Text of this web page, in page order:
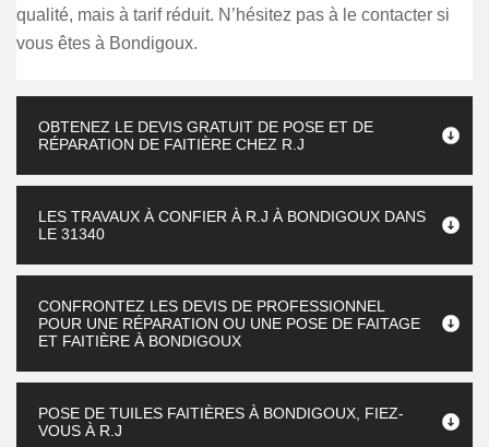
qualité, mais à tarif réduit. N’hésitez pas à le contacter si
vous êtes à Bondigoux.
OBTENEZ LE DEVIS GRATUIT DE POSE ET DE
RÉPARATION DE FAITIÈRE CHEZ R.J
LES TRAVAUX À CONFIER À R.J À BONDIGOUX DANS
LE 31340
CONFRONTEZ LES DEVIS DE PROFESSIONNEL
POUR UNE RÉPARATION OU UNE POSE DE FAITAGE
ET FAITIÈRE À BONDIGOUX
POSE DE TUILES FAITIÈRES À BONDIGOUX, FIEZ-
VOUS À R.J